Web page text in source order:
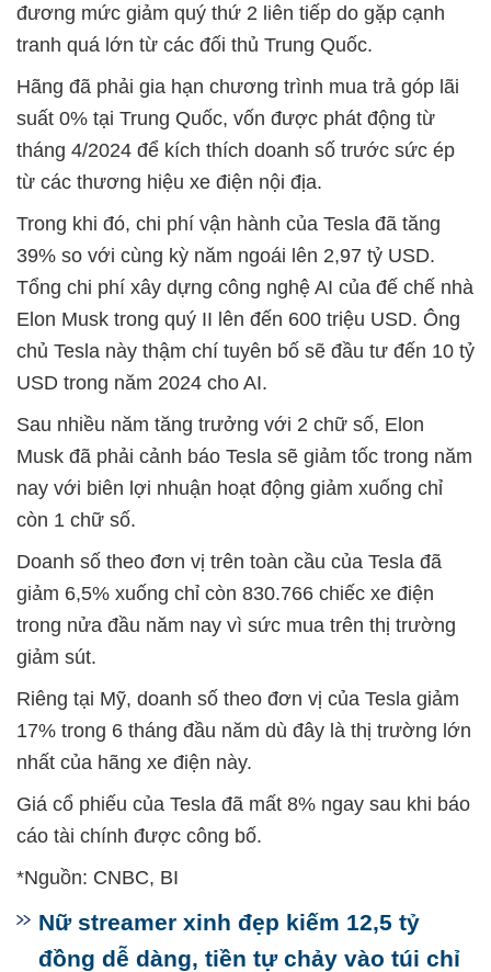
đương mức giảm quý thứ 2 liên tiếp do gặp cạnh
tranh quá lớn từ các đối thủ Trung Quốc.
Hãng đã phải gia hạn chương trình mua trả góp lãi
suất 0% tại Trung Quốc, vốn được phát động từ
tháng 4/2024 để kích thích doanh số trước sức ép
từ các thương hiệu xe điện nội địa.
Trong khi đó, chi phí vận hành của Tesla đã tăng
39% so với cùng kỳ năm ngoái lên 2,97 tỷ USD.
Tổng chi phí xây dựng công nghệ AI của đế chế nhà
Elon Musk trong quý II lên đến 600 triệu USD. Ông
chủ Tesla này thậm chí tuyên bố sẽ đầu tư đến 10 tỷ
USD trong năm 2024 cho AI.
Sau nhiều năm tăng trưởng với 2 chữ số, Elon
Musk đã phải cảnh báo Tesla sẽ giảm tốc trong năm
nay với biên lợi nhuận hoạt động giảm xuống chỉ
còn 1 chữ số.
Doanh số theo đơn vị trên toàn cầu của Tesla đã
giảm 6,5% xuống chỉ còn 830.766 chiếc xe điện
trong nửa đầu năm nay vì sức mua trên thị trường
giảm sút.
Riêng tại Mỹ, doanh số theo đơn vị của Tesla giảm
17% trong 6 tháng đầu năm dù đây là thị trường lớn
nhất của hãng xe điện này.
Giá cổ phiếu của Tesla đã mất 8% ngay sau khi báo
cáo tài chính được công bố.
*Nguồn: CNBC, BI
Nữ streamer xinh đẹp kiếm 12,5 tỷ
đồng dễ dàng, tiền tự chảy vào túi chỉ